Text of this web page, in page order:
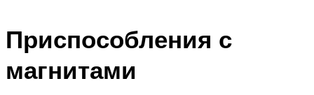
Приспособления с
магнитами